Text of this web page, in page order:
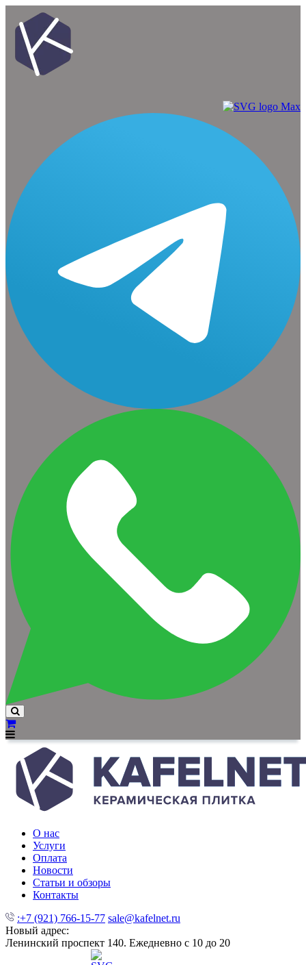
О нас
Услуги
Оплата
Новости
Статьи и обзоры
Контакты
:+7 (921) 766-15-77 sale@kafelnet.ru
Новый адрес:
Ленинский проспект 140. Ежедневно с 10 до 20